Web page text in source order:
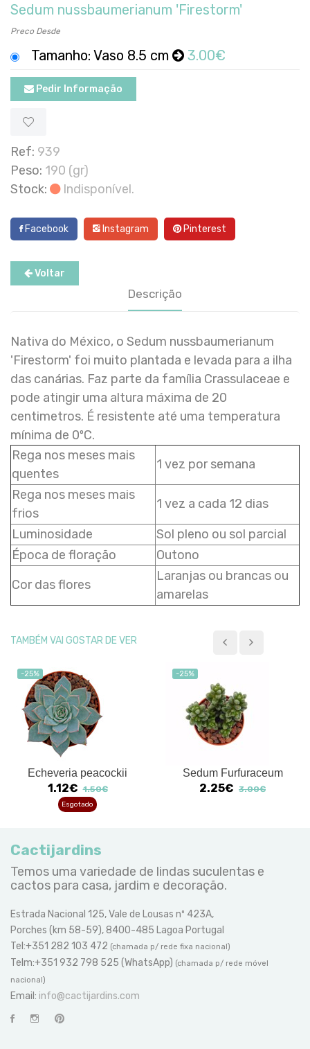
Sedum nussbaumerianum 'Firestorm'
Preco Desde
Tamanho: Vaso 8.5 cm 3.00€
Pedir Informação
Ref: 939
Peso: 190 (gr)
Stock:
Indisponível.
Facebook Instagram Pinterest
Voltar
Descrição
Nativa do México, o Sedum nussbaumerianum
'Firestorm' foi muito plantada e levada para a ilha
das canárias. Faz parte da família Crassulaceae e
pode atingir uma altura máxima de 20
centimetros. É resistente até uma temperatura
mínima de 0ºC.
Rega nos meses mais
quentes
1 vez por semana
Rega nos meses mais
frios
1 vez a cada 12 dias
Luminosidade
Sol pleno ou sol parcial
Época de floração
Outono
Cor das flores
Laranjas ou brancas ou
amarelas
TAMBÉM VAI GOSTAR DE VER
-25%
Echeveria peacockii
1.12€ 1.50€
Esgotado
-25%
Sedum Furfuraceum
2.25€ 3.00€
Cactijardins
Temos uma variedade de lindas suculentas e
cactos para casa, jardim e decoração.
Estrada Nacional 125, Vale de Lousas nº 423A,
Porches (km 58-59), 8400-485 Lagoa Portugal
Tel:+351 282 103 472 (chamada p/ rede fixa nacional)
Telm:+351 932 798 525 (WhatsApp) (chamada p/ rede móvel
nacional)
Email: info@cactijardins.com